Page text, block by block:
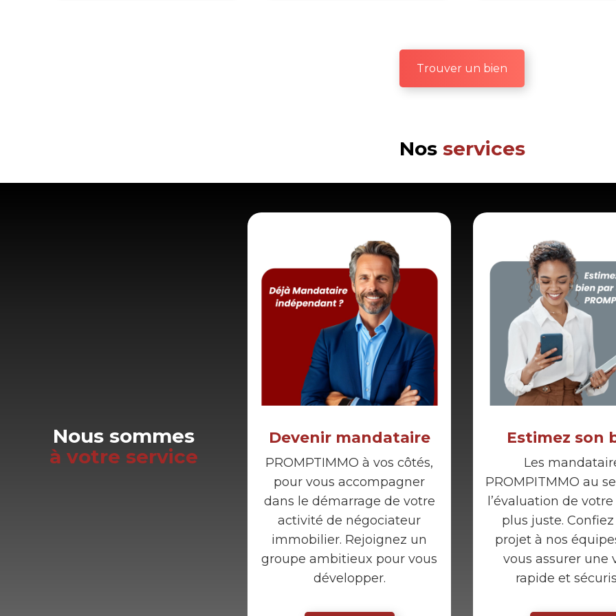
Trouver un bien
Nos services
Nous sommes
à votre service
Devenir mandataire
PROMPTIMMO à vos côtés,
pour vous accompagner
dans le démarrage de votre
activité de négociateur
immobilier. Rejoignez un
groupe ambitieux pour vous
développer.
Estimez son
Les
PROMPITMMO au
l’évaluation de
plus juste.
projet à nos
vous assurer une
rapide et